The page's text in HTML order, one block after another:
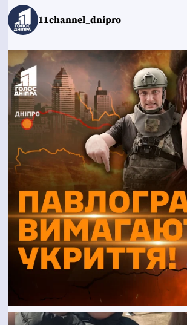
11channel_dnipro